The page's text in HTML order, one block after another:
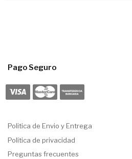
Pago Seguro
Politica de Envio y Entrega
Política de privacidad
Preguntas frecuentes